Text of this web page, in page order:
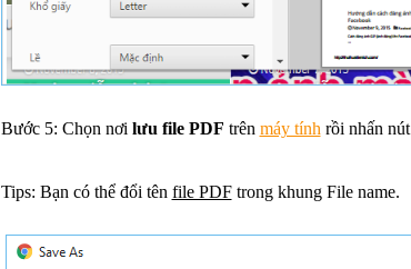
Bước 5: Chọn nơi lưu file PDF trên máy tính rồi nhấn nút
Tips: Bạn có thể đổi tên file PDFtrong khung File name.